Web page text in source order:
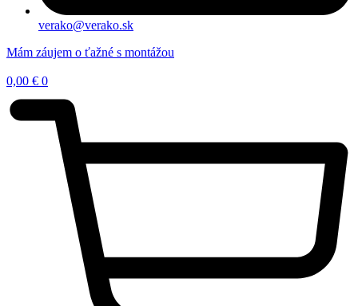
verako@verako.sk
Mám záujem o ťažné s montážou
0,00 € 0